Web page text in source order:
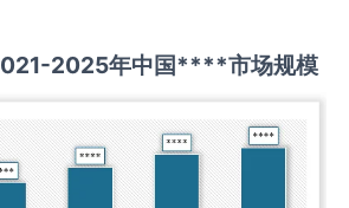
2025年中国****市场规模